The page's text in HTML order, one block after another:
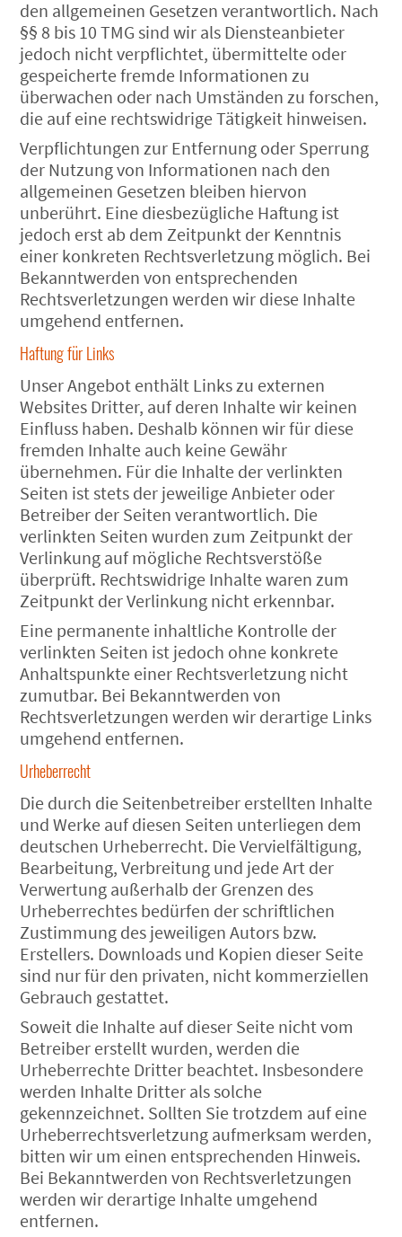
den allgemeinen Gesetzen verantwortlich. Nach
§§ 8 bis 10 TMG sind wir als Diensteanbieter
jedoch nicht verpflichtet, übermittelte oder
gespeicherte fremde Informationen zu
überwachen oder nach Umständen zu forschen,
die auf eine rechtswidrige Tätigkeit hinweisen.
Verpflichtungen zur Entfernung oder Sperrung
der Nutzung von Informationen nach den
allgemeinen Gesetzen bleiben hiervon
unberührt. Eine diesbezügliche Haftung ist
jedoch erst ab dem Zeitpunkt der Kenntnis
einer konkreten Rechtsverletzung möglich. Bei
Bekanntwerden von entsprechenden
Rechtsverletzungen werden wir diese Inhalte
umgehend entfernen.
Haftung für Links
Unser Angebot enthält Links zu externen
Websites Dritter, auf deren Inhalte wir keinen
Einfluss haben. Deshalb können wir für diese
fremden Inhalte auch keine Gewähr
übernehmen. Für die Inhalte der verlinkten
Seiten ist stets der jeweilige Anbieter oder
Betreiber der Seiten verantwortlich. Die
verlinkten Seiten wurden zum Zeitpunkt der
Verlinkung auf mögliche Rechtsverstöße
überprüft. Rechtswidrige Inhalte waren zum
Zeitpunkt der Verlinkung nicht erkennbar.
Eine permanente inhaltliche Kontrolle der
verlinkten Seiten ist jedoch ohne konkrete
Anhaltspunkte einer Rechtsverletzung nicht
zumutbar. Bei Bekanntwerden von
Rechtsverletzungen werden wir derartige Links
umgehend entfernen.
Urheberrecht
Die durch die Seitenbetreiber erstellten Inhalte
und Werke auf diesen Seiten unterliegen dem
deutschen Urheberrecht. Die Vervielfältigung,
Bearbeitung, Verbreitung und jede Art der
Verwertung außerhalb der Grenzen des
Urheberrechtes bedürfen der schriftlichen
Zustimmung des jeweiligen Autors bzw.
Erstellers. Downloads und Kopien dieser Seite
sind nur für den privaten, nicht kommerziellen
Gebrauch gestattet.
Soweit die Inhalte auf dieser Seite nicht vom
Betreiber erstellt wurden, werden die
Urheberrechte Dritter beachtet. Insbesondere
werden Inhalte Dritter als solche
gekennzeichnet. Sollten Sie trotzdem auf eine
Urheberrechtsverletzung aufmerksam werden,
bitten wir um einen entsprechenden Hinweis.
Bei Bekanntwerden von Rechtsverletzungen
werden wir derartige Inhalte umgehend
entfernen.